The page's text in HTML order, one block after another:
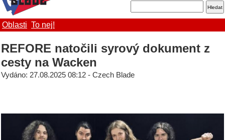
Oblasti To nej!
REFORE natočili syrový dokument z
cesty na Wacken
Vydáno: 27.08.2025 08:12 - Czech Blade